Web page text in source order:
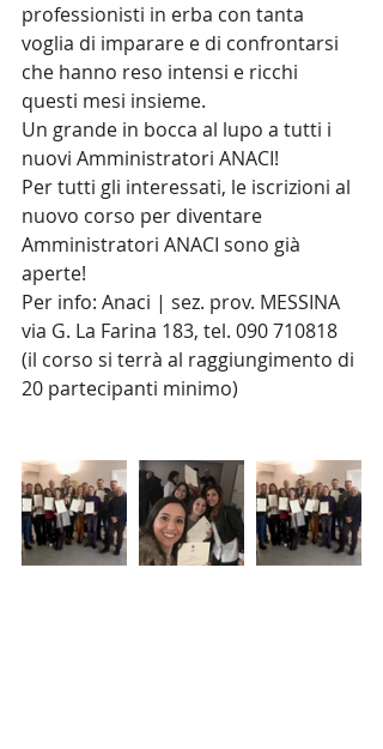
professionisti in erba con tanta
voglia di imparare e di confrontarsi
che hanno reso intensi e ricchi
questi mesi insieme.
Un grande in bocca al lupo a tutti i
nuovi Amministratori ANACI!
Per tutti gli interessati, le iscrizioni al
nuovo corso per diventare
Amministratori ANACI sono già
aperte!
Per info: Anaci | sez. prov. MESSINA
via G. La Farina 183, tel. 090 710818
(il corso si terrà al raggiungimento di
20 partecipanti minimo)